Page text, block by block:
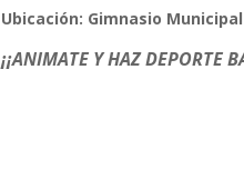
Ubicación: Gimnasio
¡¡ANIMATE Y HAZ DEPORTE